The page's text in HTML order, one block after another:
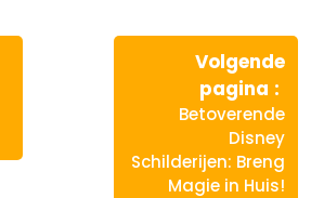
Volgende
pagina
Betoverende
Disney
Schilderijen: Breng
Magie in Huis!